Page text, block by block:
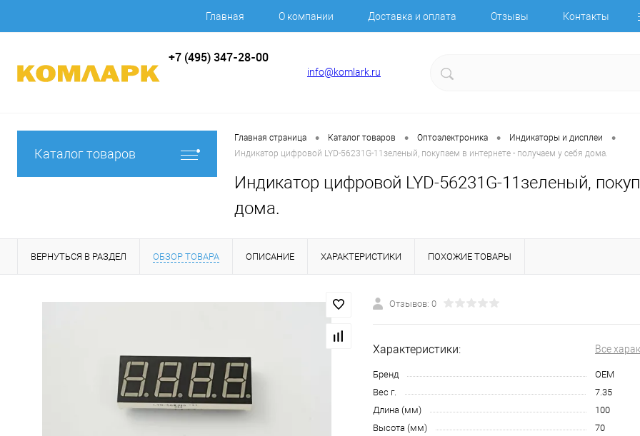
Главная О компании Доставка и оплата Отзывы Контакты
+7 (495) 347-28-00
info@komlark.ru
Каталог товаров
Главная страница • Каталог товаров • Оптоэлектроника • Индикаторы и дисплеи •
Индикатор цифровой LYD-56231G-11зеленый, покупаем в интернете - получаем у себя дома.
Индикатор цифровой LYD-56231G-11зеленый,
дома.
ВЕРНУТЬСЯ В РАЗДЕЛ ОБЗОР ТОВАРА ОПИСАНИЕ ХАРАКТЕРИСТИКИ ПОХОЖИЕ ТОВАРЫ
Отзывов: 0
Характеристики: Все
Бренд
OEM
Вес г.
7.35
Длина (мм)
100
Высота (мм)
70